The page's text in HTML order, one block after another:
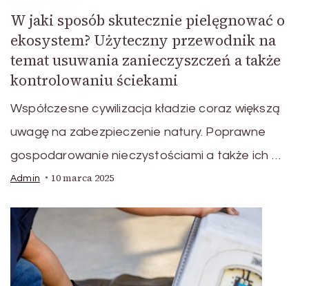
W jaki sposób skutecznie pielęgnować o
ekosystem? Użyteczny przewodnik na
temat usuwania zanieczyszczeń a także
kontrolowaniu ściekami
Współczesne cywilizacja kładzie coraz większą
uwagę na zabezpieczenie natury. Poprawne
gospodarowanie nieczystościami a także ich …
Admin 10 marca 2025